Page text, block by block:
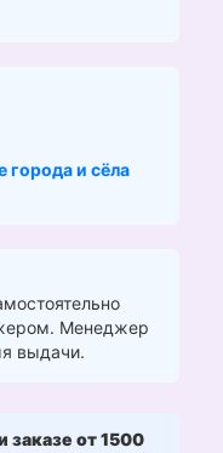
города и сёла
Менеджер
выдачи.
заказе от 1500